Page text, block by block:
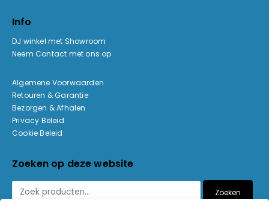
Info
DJ winkel met Showroom
Neem Contact met ons op
Algemene Voorwaarden
Retouren & Garantie
Bezorgen & Afhalen
Privacy Beleid
Cookie Beleid
Zoeken op deze website
Zoeken